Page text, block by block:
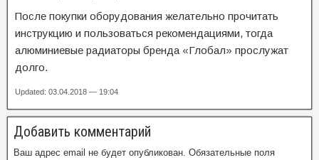
После покупки оборудования желательно прочитать
инструкцию и пользоваться рекомендациями, тогда
алюминиевые радиаторы бренда «Глобал» прослужат
долго.
Updated: 03.04.2018 — 19:04
Добавить комментарий
Ваш адрес email не будет опубликован. Обязательные поля